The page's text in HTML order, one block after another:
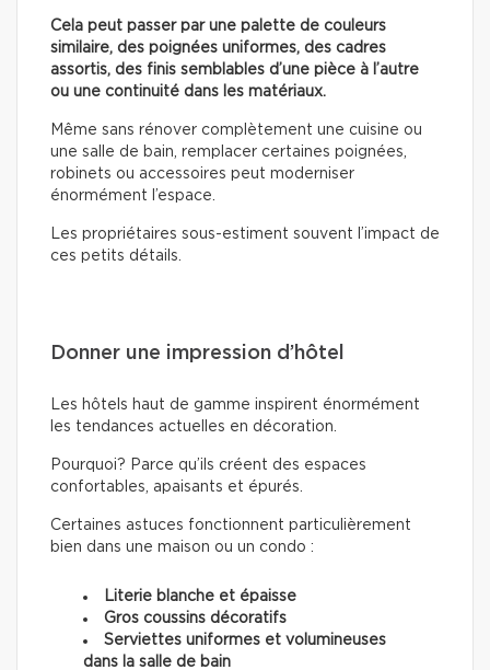
Cela peut passer par une palette de couleurs
similaire, des poignées uniformes, des cadres
assortis, des finis semblables d’une pièce à l’autre
ou une continuité dans les matériaux.
Même sans rénover complètement une cuisine ou
une salle de bain, remplacer certaines poignées,
robinets ou accessoires peut moderniser
énormément l’espace.
Les propriétaires sous-estiment souvent l’impact de
ces petits détails.
Donner une impression d’hôtel
Les hôtels haut de gamme inspirent énormément
les tendances actuelles en décoration.
Pourquoi? Parce qu’ils créent des espaces
confortables, apaisants et épurés.
Certaines astuces fonctionnent particulièrement
bien dans une maison ou un condo :
Literie blanche et épaisse
Gros coussins décoratifs
Serviettes uniformes et volumineuses
dans la salle de bain